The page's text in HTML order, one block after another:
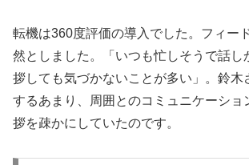
転機は360度評価の導入でした。フィー
然としました。「いつも忙しそうで話し
拶しても気づかないことが多い」。鈴木
するあまり、周囲とのコミュニケーショ
拶を疎かにしていたのです。